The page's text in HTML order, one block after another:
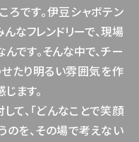
ろです。伊豆シャボテン
なフレンドリーで、現場
です。そんな中で、チー
たり明るい雰囲気を作
ます。
て、「どんなことで笑顔
のを、その場で考えない